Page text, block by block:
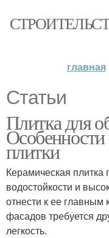
главная
Статьи
Плитка для
Особенности
плитки
Керамическая плитка
водостойкости и
отнести к ее главным
фасадов требуется
легкость.